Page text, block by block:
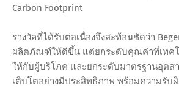
Carbon Footprint
รางวัลที่ได้รับต่อเนื่องจึงสะท้อนชัดว่า
ผลิตภัณฑ์ให้ดีขึ้น แต่ยกระดับคุณค่าที่เทคโ
ให้กับผู้บริโภค และยกระดับมาตรฐานอุตส
เติบโตอย่างมีประสิทธิภาพ พร้อมความรับ